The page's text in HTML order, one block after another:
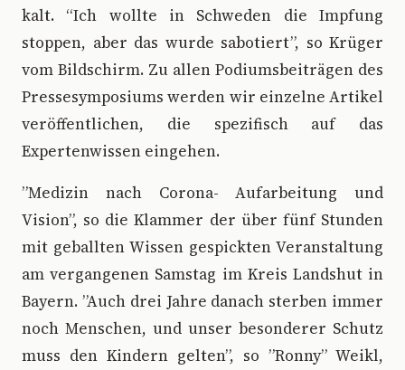
kalt. “Ich wollte in Schweden die Impfung
stoppen, aber das wurde sabotiert”, so Krüger
vom Bildschirm. Zu allen Podiumsbeiträgen des
Pressesymposiums werden wir einzelne Artikel
veröffentlichen, die spezifisch auf das
Expertenwissen eingehen.
”Medizin nach Corona- Aufarbeitung und
Vision”, so die Klammer der über fünf Stunden
mit geballten Wissen gespickten Veranstaltung
am vergangenen Samstag im Kreis Landshut in
Bayern. ”Auch drei Jahre danach sterben immer
noch Menschen, und unser besonderer Schutz
muss den Kindern gelten”, so ”Ronny” Weikl,